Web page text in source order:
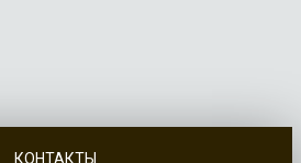
КОНТАКТЫ